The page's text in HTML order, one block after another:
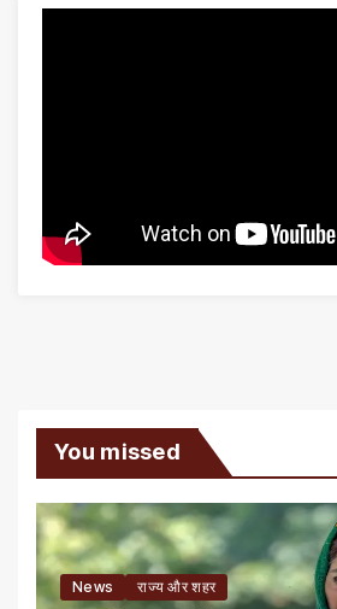
You missed
News राज्य और शहर